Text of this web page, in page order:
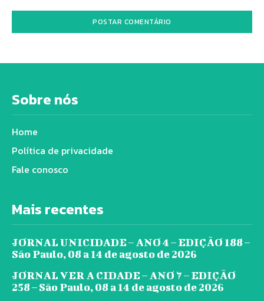
Sobre nós
Home
Política de privacidade
Fale conosco
Mais recentes
JORNAL UNICIDADE – ANO 4 – EDIÇÃO 188 –
São Paulo, 08 a 14 de agosto de 2026
JORNAL VER A CIDADE – ANO 7 – EDIÇÃO
258 – São Paulo, 08 a 14 de agosto de 2026